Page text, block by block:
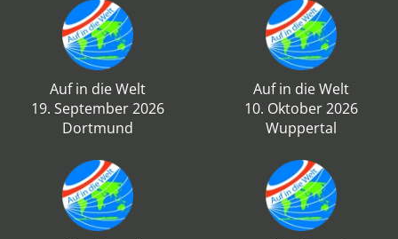
Auf in die Welt
19. September 2026
Dortmund
Auf in die Welt
10. Oktober 2026
Wuppertal